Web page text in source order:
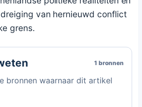
van hernieuwd conflict
grens.
1 bronnen
bronnen waarnaar dit artikel